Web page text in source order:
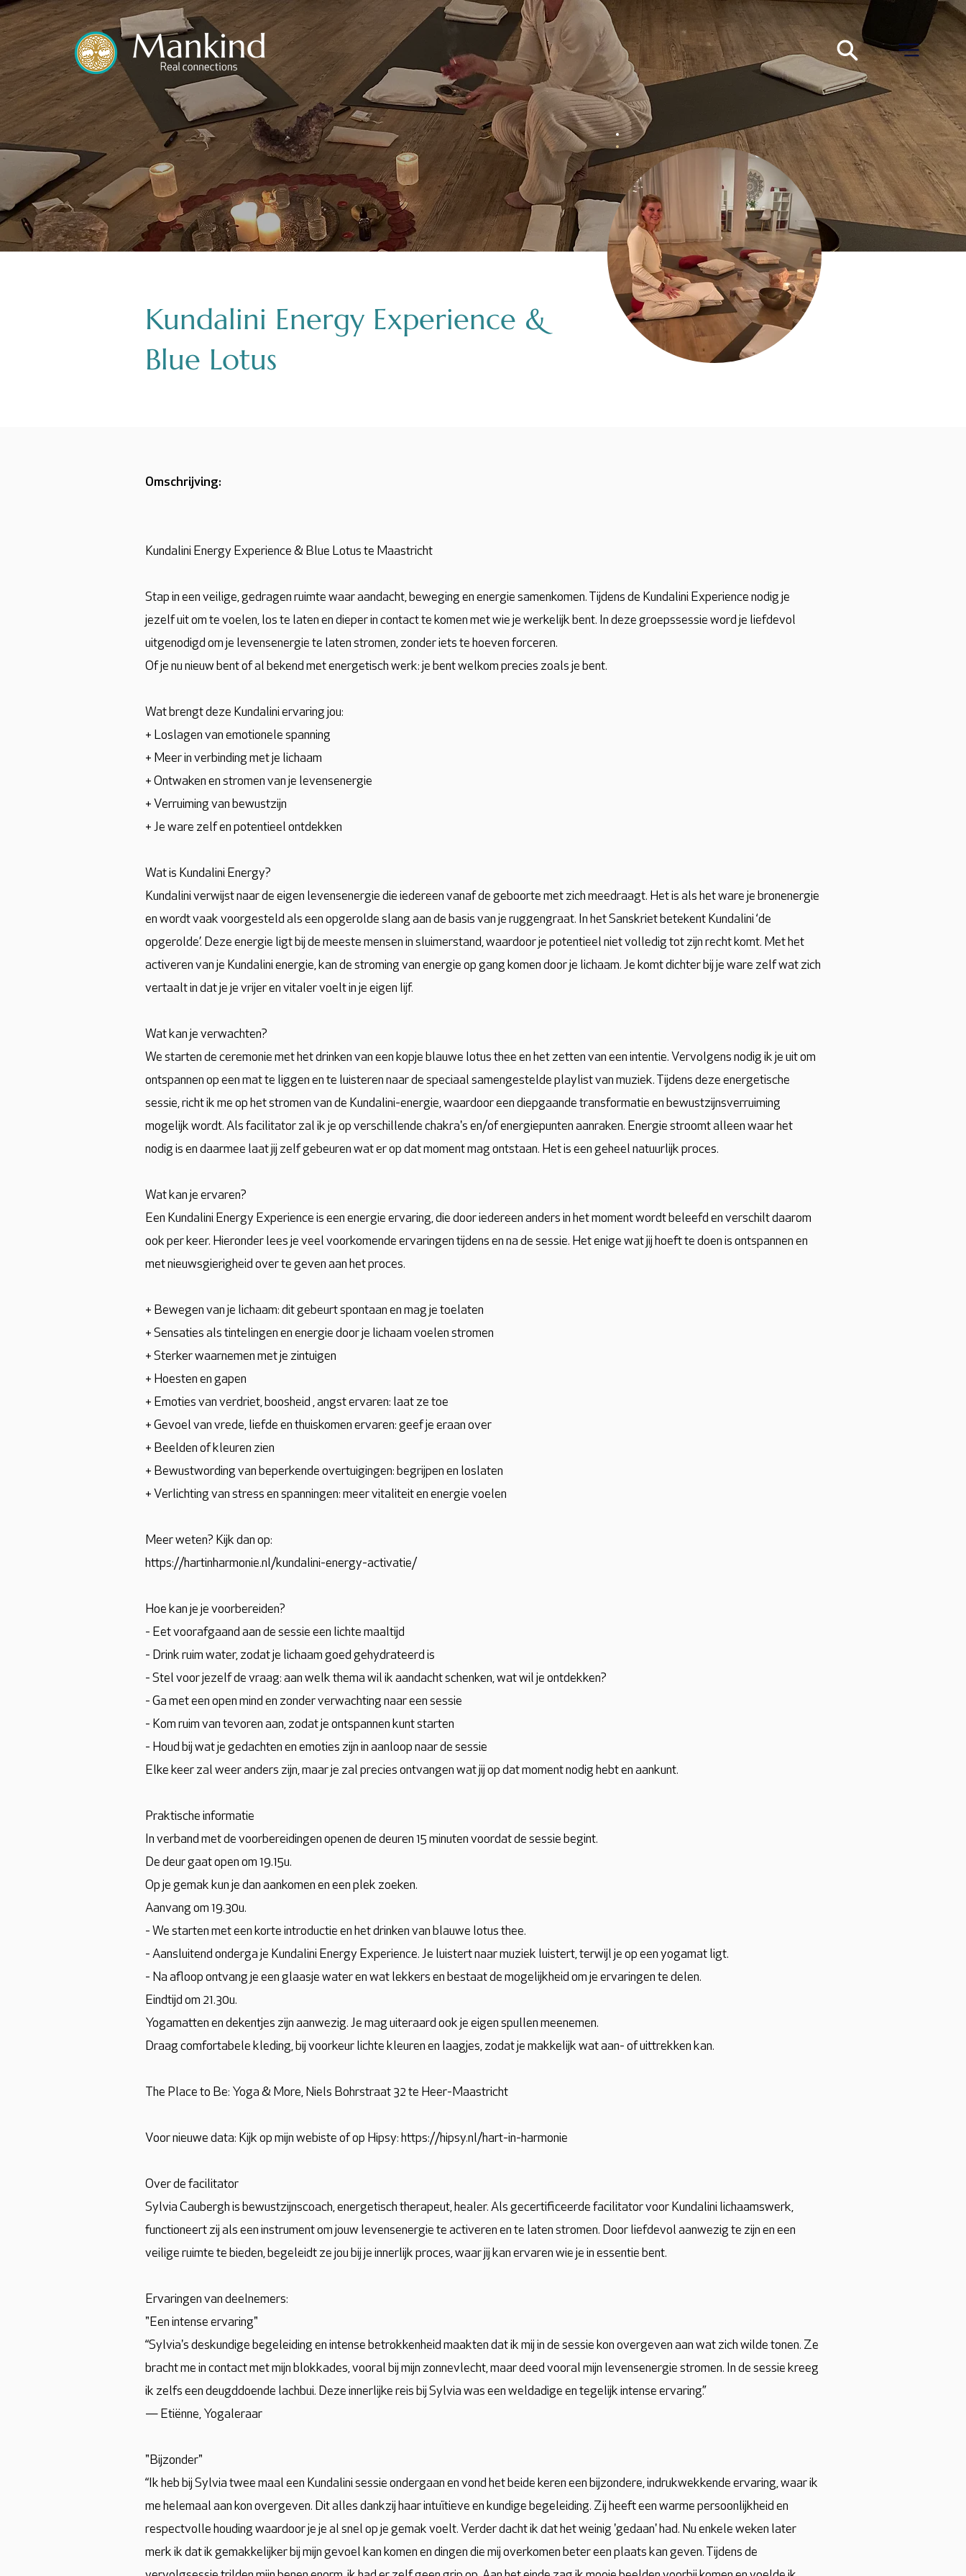
Kundalini Energy Experience &
Blue Lotus
Omschrijving:
Kundalini Energy Experience & Blue Lotus te Maastricht
Stap in een veilige, gedragen ruimte waar aandacht, beweging en energie samenkomen. Tijdens de Kundalini Experience nodig je
jezelf uit om te voelen, los te laten en dieper in contact te komen met wie je werkelijk bent. In deze groepssessie word je liefdevol
uitgenodigd om je levensenergie te laten stromen, zonder iets te hoeven forceren.
Of je nu nieuw bent of al bekend met energetisch werk: je bent welkom precies zoals je bent.
Wat brengt deze Kundalini ervaring jou:
+ Loslagen van emotionele spanning
+ Meer in verbinding met je lichaam
+ Ontwaken en stromen van je levensenergie
+ Verruiming van bewustzijn
+ Je ware zelf en potentieel ontdekken
Wat is Kundalini Energy?
Kundalini verwijst naar de eigen levensenergie die iedereen vanaf de geboorte met zich meedraagt. Het is als het ware je bronenergie
en wordt vaak voorgesteld als een opgerolde slang aan de basis van je ruggengraat. In het Sanskriet betekent Kundalini ‘de
opgerolde’. Deze energie ligt bij de meeste mensen in sluimerstand, waardoor je potentieel niet volledig tot zijn recht komt. Met het
activeren van je Kundalini energie, kan de stroming van energie op gang komen door je lichaam. Je komt dichter bij je ware zelf wat zich
vertaalt in dat je je vrijer en vitaler voelt in je eigen lijf.
Wat kan je verwachten?
We starten de ceremonie met het drinken van een kopje blauwe lotus thee en het zetten van een intentie. Vervolgens nodig ik je uit om
ontspannen op een mat te liggen en te luisteren naar de speciaal samengestelde playlist van muziek. Tijdens deze energetische
sessie, richt ik me op het stromen van de Kundalini-energie, waardoor een diepgaande transformatie en bewustzijnsverruiming
mogelijk wordt. Als facilitator zal ik je op verschillende chakra's en/of energiepunten aanraken. Energie stroomt alleen waar het
nodig is en daarmee laat jij zelf gebeuren wat er op dat moment mag ontstaan. Het is een geheel natuurlijk proces.
Wat kan je ervaren?
Een Kundalini Energy Experience is een energie ervaring, die door iedereen anders in het moment wordt beleefd en verschilt daarom
ook per keer. Hieronder lees je veel voorkomende ervaringen tijdens en na de sessie. Het enige wat jij hoeft te doen is ontspannen en
met nieuwsgierigheid over te geven aan het proces.
+ Bewegen van je lichaam: dit gebeurt spontaan en mag je toelaten
+ Sensaties als tintelingen en energie door je lichaam voelen stromen
+ Sterker waarnemen met je zintuigen
+ Hoesten en gapen
+ Emoties van verdriet, boosheid , angst ervaren: laat ze toe
+ Gevoel van vrede, liefde en thuiskomen ervaren: geef je eraan over
+ Beelden of kleuren zien
+ Bewustwording van beperkende overtuigingen: begrijpen en loslaten
+ Verlichting van stress en spanningen: meer vitaliteit en energie voelen
Meer weten? Kijk dan op:
https://hartinharmonie.nl/kundalini-energy-activatie/
Hoe kan je je voorbereiden?
- Eet voorafgaand aan de sessie een lichte maaltijd
- Drink ruim water, zodat je lichaam goed gehydrateerd is
- Stel voor jezelf de vraag: aan welk thema wil ik aandacht schenken, wat wil je ontdekken?
- Ga met een open mind en zonder verwachting naar een sessie
- Kom ruim van tevoren aan, zodat je ontspannen kunt starten
- Houd bij wat je gedachten en emoties zijn in aanloop naar de sessie
Elke keer zal weer anders zijn, maar je zal precies ontvangen wat jij op dat moment nodig hebt en aankunt.
Praktische informatie
In verband met de voorbereidingen openen de deuren 15 minuten voordat de sessie begint.
De deur gaat open om 19.15u.
Op je gemak kun je dan aankomen en een plek zoeken.
Aanvang om 19.30u.
- W e starten met een korte introductie en het drinken van blauwe lotus thee.
- Aansluitend onderga je Kundalini Energy Experience. Je luistert naar muziek luistert, terwijl je op een yogamat ligt.
- Na afloop ontvang je een glaasje water en wat lekkers en bestaat de mogelijkheid om je ervaringen te delen.
Eindtijd om 21.30u.
Yogamatten en dekentjes zijn aanwezig. Je mag uiteraard ook je eigen spullen meenemen.
Draag comfortabele kleding, bij voorkeur lichte kleuren en laagjes, zodat je makkelijk wat aan- of uittrekken kan.
The Place to Be: Yoga & More, Niels Bohrstraat 32 te Heer-Maastricht
Voor nieuwe data: Kijk op mijn webiste of op Hipsy: https://hipsy.nl/hart-in-harmonie
Over de facilitator
Sylvia Caubergh is bewustzijnscoach, energetisch therapeut, healer. Als gecertificeerde facilitator voor Kundalini lichaamswerk,
functioneert zij als een instrument om jouw levensenergie te activeren en te laten stromen. Door liefdevol aanwezig te zijn en een
veilige ruimte te bieden, begeleidt ze jou bij je innerlijk proces, waar jij kan ervaren wie je in essentie bent.
Ervaringen van deelnemers:
"Een intense ervaring"
“Sylvia's deskundige begeleiding en intense betrokkenheid maakten dat ik mij in de sessie kon overgeven aan wat zich wilde tonen. Ze
bracht me in contact met mijn blokkades, vooral bij mijn zonnevlecht, maar deed vooral mijn levensenergie stromen. In de sessie kreeg
ik zelfs een deugddoende lachbui. Deze innerlijke reis bij Sylvia was een weldadige en tegelijk intense ervaring.”
— Etiënne, Yogaleraar
"Bijzonder"
“Ik heb bij Sylvia twee maal een Kundalini sessie ondergaan en vond het beide keren een bijzondere, indrukwekkende ervaring, waar ik
me helemaal aan kon overgeven. Dit alles dankzij haar intuïtieve en kundige begeleiding. Zij heeft een warme persoonlijkheid en
respectvolle houding waardoor je je al snel op je gemak voelt. Verder dacht ik dat het weinig 'gedaan' had. Nu enkele weken later
merk ik dat ik gemakkelijker bij mijn gevoel kan komen en dingen die mij overkomen beter een plaats kan geven. Tijdens de